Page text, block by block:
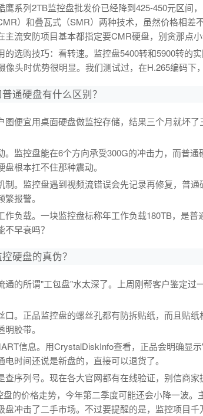
鹰系列2TB监控盘批发价已经降到425-450元区间
）和叠瓦式（SMR）两种技术，虽然价格相差
主流安防项目基本都指定要CMR硬盘，别贪那点小
的选购技巧：看转速。监控盘5400转和5900转的
像头时优势很明显。我们测试过，在H.265编码下
通硬盘有什么区别？
图便宜用桌面硬盘做监控存储，结果三个月就坏
。监控盘能在6个方向承受300G的冲击力，而普
盘根本扛不住那种震动。
制。监控盘遇到视频流错误会先记录再修复，普
报警。
作负载。一块监控盘标称年工作负载180TB，是
早衰吗？
硬盘的真伪？
通的所谓"工包盘"水太深了。上周刚帮客户鉴定
口。正品监控盘的螺丝孔都有防拆贴纸，而且贴
胶带。
信息。用CrystalDiskInfo查看，正品会明确显
电时间还说是新盘的，直接可以退货了。
查序列号。现在各大官网都有在线验证，别信商家
盘的价格走势，今年第二季度可能还会小降一波
盘冲击了二手市场。不过要提醒的是，监控项目千